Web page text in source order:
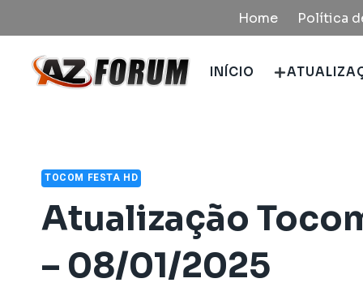
para
Conteúdo
Home Política
INÍCIO
TOCOM FESTA HD
Atualização
– 08/01/2025